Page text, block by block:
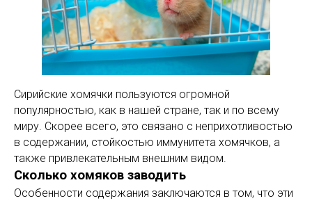
Сирийские хомячки пользуются огромной
популярностью, как в нашей стране, так и по всему
миру. Скорее всего, это связано с неприхотливостью
в содержании, стойкостью иммунитета хомячков, а
также привлекательным внешним видом.
Сколько хомяков заводить
Особенности содержания заключаются в том, что эти